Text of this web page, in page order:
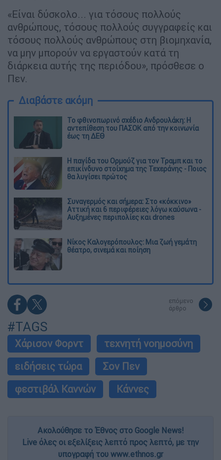
«Είναι δύσκολο... για τόσους πολλούς
ανθρώπους, τόσους πολλούς συγγραφείς και
τόσους πολλούς ανθρώπους στη βιομηχανία,
να μην μπορούν να εργαστούν κατά τη
διάρκεια αυτής της περιόδου», πρόσθεσε ο
Πεν.
Διαβάστε ακόμη
Το φθινοπωρινό σχέδιο Ανδρουλάκη: Η
αντεπίθεση του ΠΑΣΟΚ από την κοινωνία
έως τη ΔΕΘ
Η παγίδα του Ορμούζ για τον Τραμπ και το
επικίνδυνο στοίχημα της Τεχεράνης - Ποιος
θα λυγίσει πρώτος
Συναγερμός και σήμερα: Στο «κόκκινο»
Αττική και 6 περιφέρειες λόγω καύσωνα -
Αυξημένες περιπολίες και drones
Νίκος Καλογερόπουλος: Μια ζωή γεμάτη
θέατρο, σινεμά και ποίηση
επόμενο
άρθρο
#TAGS
Χάρισον Φορντ
τεχνητή νοημοσύνη
ειδήσεις τώρα
Σον Πεν
φεστιβάλ Καννών
Κάννες
Ακολούθησε το Έθνος στο Google News!
Live όλες οι εξελίξεις λεπτό προς λεπτό, με την
υπογραφή του www.ethnos.gr